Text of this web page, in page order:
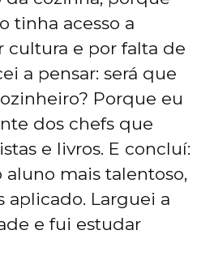
tinha acesso a
cultura e por falta de
a pensar: será que
Porque eu
dos chefs que
e livros. E concluí:
aluno mais talentoso,
aplicado. Larguei a
e fui estudar